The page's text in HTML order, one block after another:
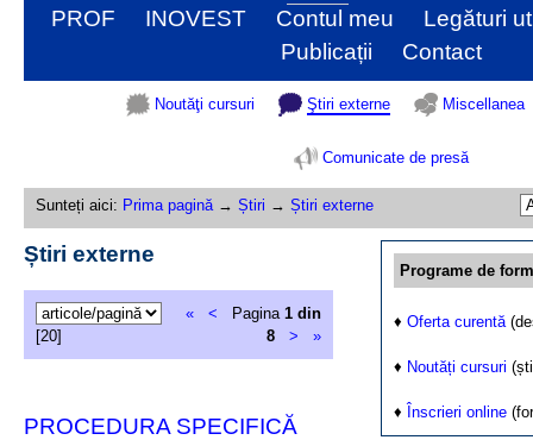
PROF
INOVEST Contul meu
Legături
Publicații
Contact
Noutăţi cursuri Ştiri externe Miscellanea
Comunicate de presă
Sunteți aici: Prima pagină→ Știri → Știri externe
Programe de
♦ Oferta curentă
♦ Noutăți cursuri
♦ Înscrieri online
Știri externe
[20]
« < Pagina 1 din
8
> »
PROCEDURA SPECIFICĂ